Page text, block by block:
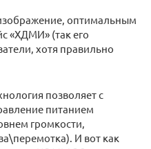
оптимальным
«ХДМИ» (так его
хотя правильно
позволяет с
питанием
громкости,
И вот как